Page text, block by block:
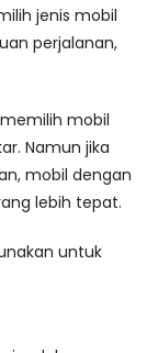
jenis mobil
perjalanan,
mobil
Namun jika
mobil dengan
lebih tepat.
untuk